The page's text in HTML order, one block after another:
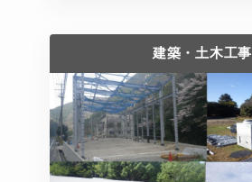
建築・土木工事